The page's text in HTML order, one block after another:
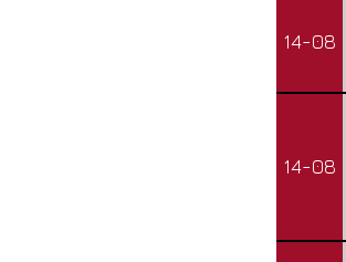
14-08
14-08